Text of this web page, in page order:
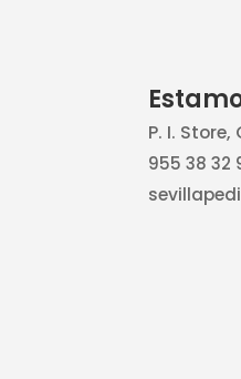
P. I.
955 38 32